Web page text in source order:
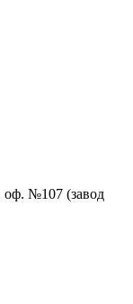
оф. №107 (завод